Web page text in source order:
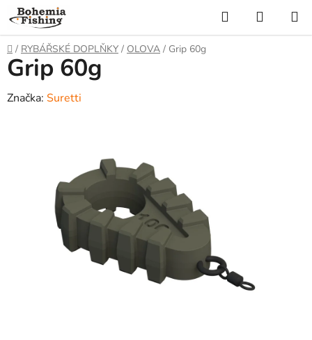
Přejít
na
obsah
Hledat
KOŠÍK
Domů
/ RYBÁŘSKÉ DOPLŇKY / OLOVA / Grip 60g
Grip 60g
Značka: Suretti